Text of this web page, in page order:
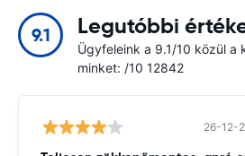
9.1 Legutóbbi
Ügyfeleink a 9.1/10 közül a
minket: /10 12842
26-12-